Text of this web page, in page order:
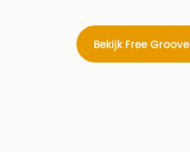
Bekijk Free Groove